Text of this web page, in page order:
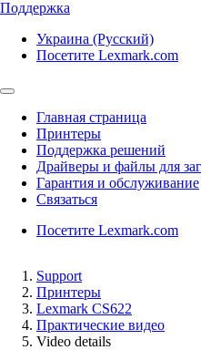
Поддержка
Украина (Русский)
Посетите Lexmark.com
Главная страница
Принтеры
Поддержка решений
Драйверы и файлы для
Гарантия и обслуживание
Связаться
Посетите Lexmark.com
Support
Принтеры
Lexmark CS622
Практические видео
Video details